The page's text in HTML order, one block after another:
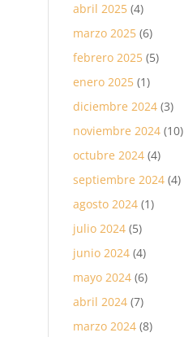
abril 2025 (4)
marzo 2025 (6)
febrero 2025 (5)
enero 2025 (1)
diciembre 2024 (3)
noviembre 2024 (10)
octubre 2024 (4)
septiembre 2024 (4)
agosto 2024 (1)
julio 2024 (5)
junio 2024 (4)
mayo 2024 (6)
abril 2024 (7)
marzo 2024 (8)